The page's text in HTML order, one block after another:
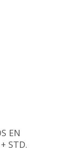
EN
STD.